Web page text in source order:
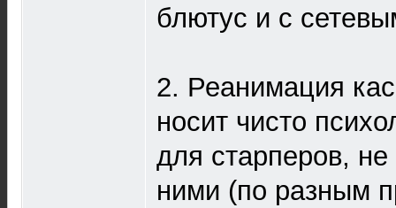
блютус и с
2. Реанимация
носит чисто
для старперов,
ними (по разным